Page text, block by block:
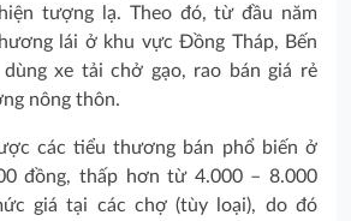
tượng lạ. Theo đó, từ đầu năm
lái ở khu vực Đồng Tháp, Bến
dùng xe tải chở gạo, rao bán giá rẻ
nông thôn.
các tiểu thương bán phổ biến ở
đồng, thấp hơn từ 4.000 – 8.000
giá tại các chợ (tùy loại), do đó